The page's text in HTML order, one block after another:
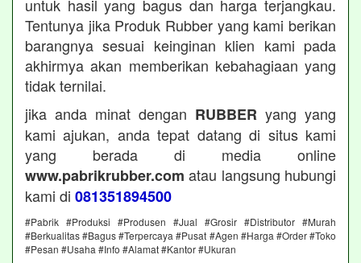
untuk hasil yang bagus dan harga terjangkau.
Tentunya jika Produk Rubber yang kami berikan
barangnya sesuai keinginan klien kami pada
akhirmya akan memberikan kebahagiaan yang
tidak ternilai.
jika anda minat dengan RUBBER yang yang
kami ajukan, anda tepat datang di situs kami
yang berada di media online
www.pabrikrubber.com atau langsung hubungi
kami di 081351894500
#Pabrik #Produksi #Produsen #Jual #Grosir #Distributor #Murah
#Berkualitas #Bagus #Terpercaya #Pusat #Agen #Harga #Order #Toko
#Pesan #Usaha #Info #Alamat #Kantor #Ukuran